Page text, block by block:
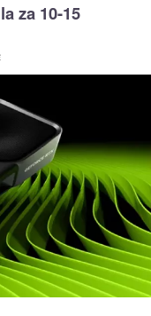
za 10-15